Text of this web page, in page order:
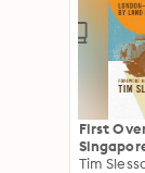
First
Tim